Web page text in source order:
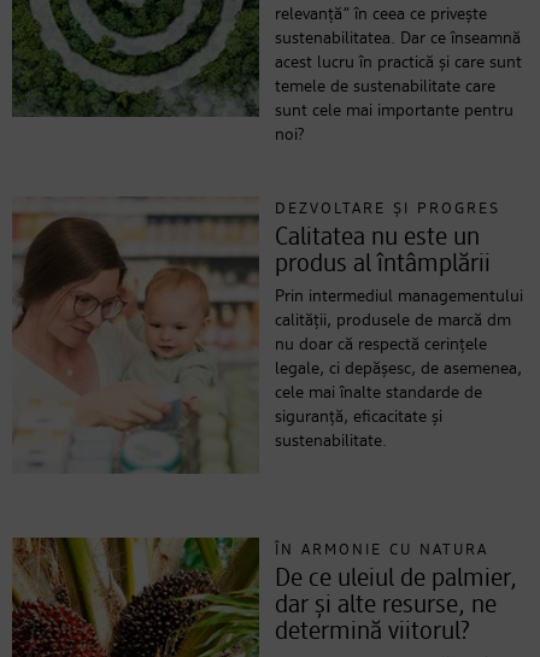
relevanță” în ceea ce privește
sustenabilitatea. Dar ce înseamnă
acest lucru în practică și care sunt
temele de sustenabilitate care
sunt cele mai importante pentru
noi?
DEZVOLTARE ȘI PROGRES
Calitatea nu este un
produs al întâmplării
Prin intermediul managementului
calității, produsele de marcă dm
nu doar că respectă cerințele
legale, ci depășesc, de asemenea,
cele mai înalte standarde de
siguranță, eficacitate și
sustenabilitate.
ÎN ARMONIE CU NATURA
De ce uleiul de palmier,
dar și alte resurse, ne
determină viitorul?